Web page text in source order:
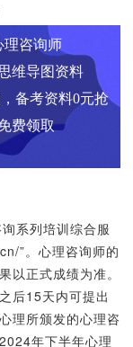
理咨询师
维导图资料
备考资料0元抢
费领取
系列培训综合服
”。心理咨询师的
以正式成绩为准。
后15天内可提出
理所颁发的心理咨
年下半年心理